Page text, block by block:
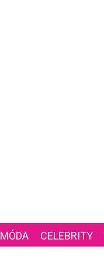
MÓDA CELEBRITY